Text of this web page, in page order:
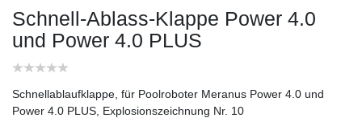
Schnell-Ablass-Klappe Power 4.0
und Power 4.0 PLUS
Schnellablaufklappe, für Poolroboter Meranus Power 4.0 und
Power 4.0 PLUS, Explosionszeichnung Nr. 10